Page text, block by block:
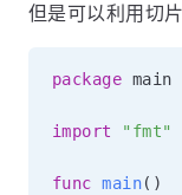
但是可以利用切
package main
import "fmt"
func main( )